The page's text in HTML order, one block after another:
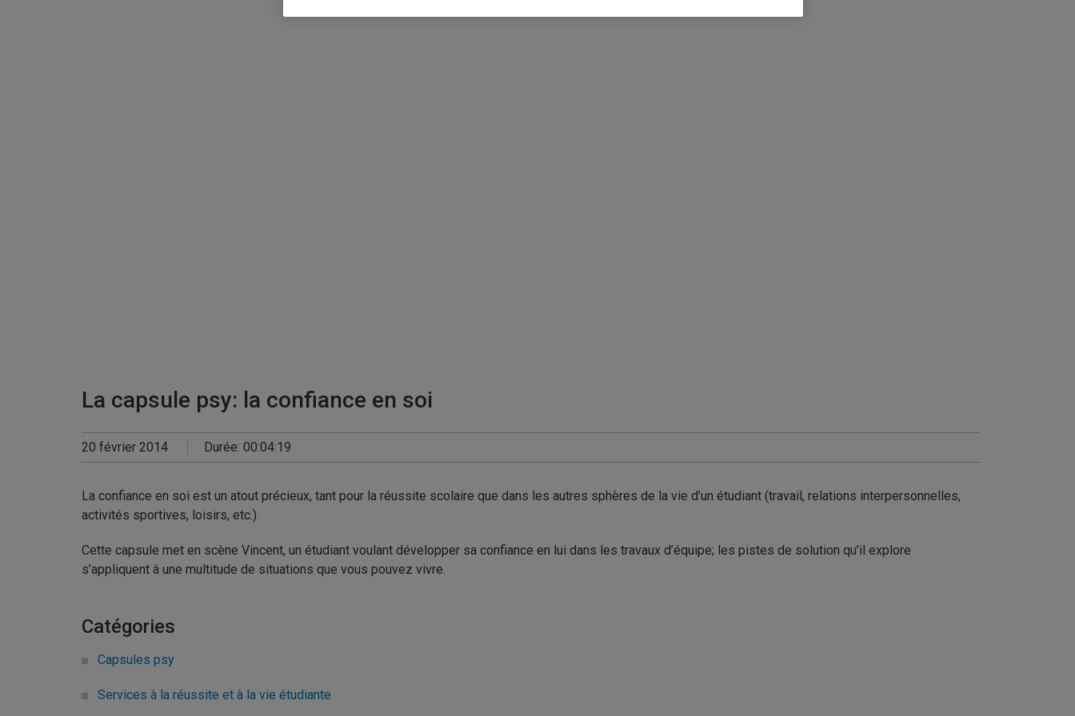
La capsule psy: la confiance en soi
20 février 2014 Durée: 00:04:19
La confiance en soi est un atout précieux, tant pour la réussite scolaire que dans les autres sphères de la vie d’un étudiant (travail, relations interpersonnelles,
activités sportives, loisirs, etc.)
Cette capsule met en scène Vincent, un étudiant voulant développer sa confiance en lui dans les travaux d’équipe; les pistes de solution qu’il explore
s’appliquent à une multitude de situations que vous pouvez vivre.
Catégories
Capsules psy
Services à la réussite et à la vie étudiante